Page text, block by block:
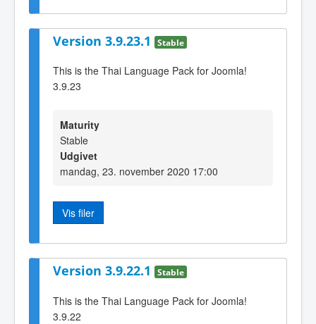
Version 3.9.23.1 Stable
This is the Thai Language Pack for Joomla!
3.9.23
Maturity
Stable
Udgivet
mandag, 23. november 2020 17:00
Vis filer
Version 3.9.22.1 Stable
This is the Thai Language Pack for Joomla!
3.9.22